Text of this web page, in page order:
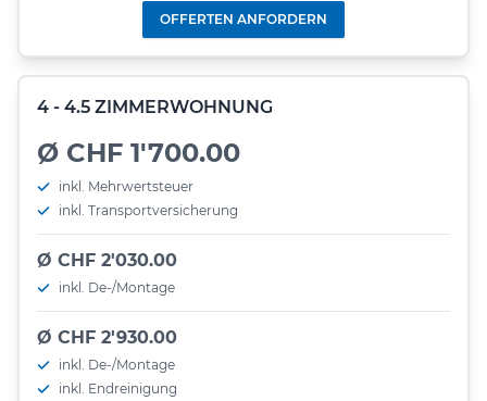
OFFERTEN ANFORDERN
4 - 4.5 ZIMMERWOHNUNG
Ø CHF 1'700.00
inkl. Mehrwertsteuer
inkl. Transportversicherung
Ø CHF 2'030.00
inkl. De-/Montage
Ø CHF 2'930.00
inkl. De-/Montage
inkl. Endreinigung